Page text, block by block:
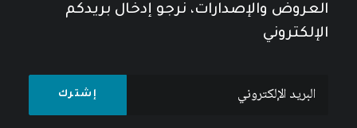
العروض والإصدارات، نرجو إدخال بريدكم
الإلكتروني